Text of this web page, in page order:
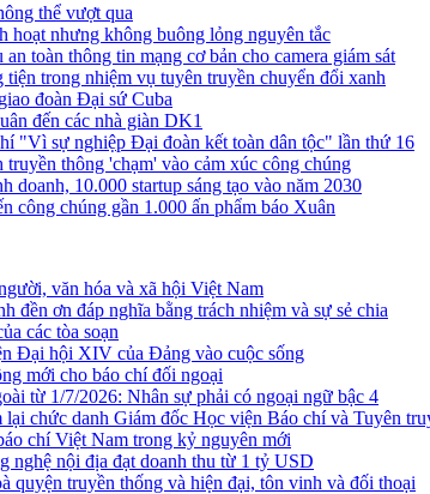
thể vượt qua
nhưng không buông lỏng nguyên tắc
toàn thông tin mạng cơ bản cho camera giám sát
trong nhiệm vụ tuyên truyền chuyển đổi xanh
đoàn Đại sứ Cuba
đến các nhà giàn DK1
"Vì sự nghiệp Đại đoàn kết toàn dân tộc" lần thứ 16
thông 'chạm' vào cảm xúc công chúng
doanh, 10.000 startup sáng tạo vào năm 2030
công chúng gần 1.000 ấn phẩm báo Xuân
văn hóa và xã hội Việt Nam
đền ơn đáp nghĩa bằng trách nhiệm và sự sẻ chia
các tòa soạn
Đại hội XIV của Đảng vào cuộc sống
mới cho báo chí đối ngoại
từ 1/7/2026: Nhân sự phải có ngoại ngữ bậc 4
chức danh Giám đốc Học viện Báo chí và Tuyên
chí Việt Nam trong kỷ nguyên mới
nghệ nội địa đạt doanh thu từ 1 tỷ USD
quyện truyền thống và hiện đại, tôn vinh và đối thoại